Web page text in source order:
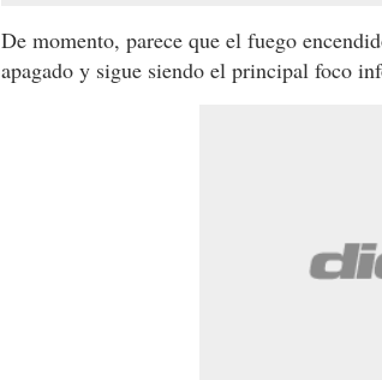
De momento, parece que el fuego
apagado y sigue siendo el principal foco